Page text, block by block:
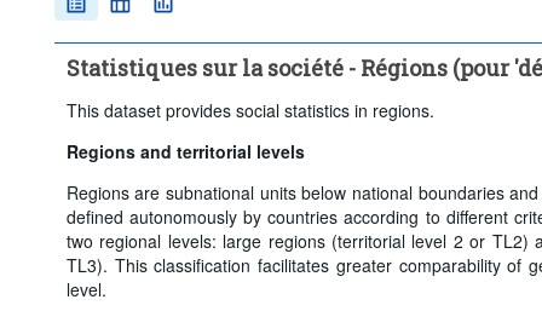
Statistiques sur la société - Régions (pour
This dataset provides social statistics in regions.
Regions and territorial levels
Regions are subnational units below national boundaries
defined autonomously by countries according to different
two regional levels: large regions (territorial level 2 or TL2)
TL3). This classification facilitates greater comparability of
level.